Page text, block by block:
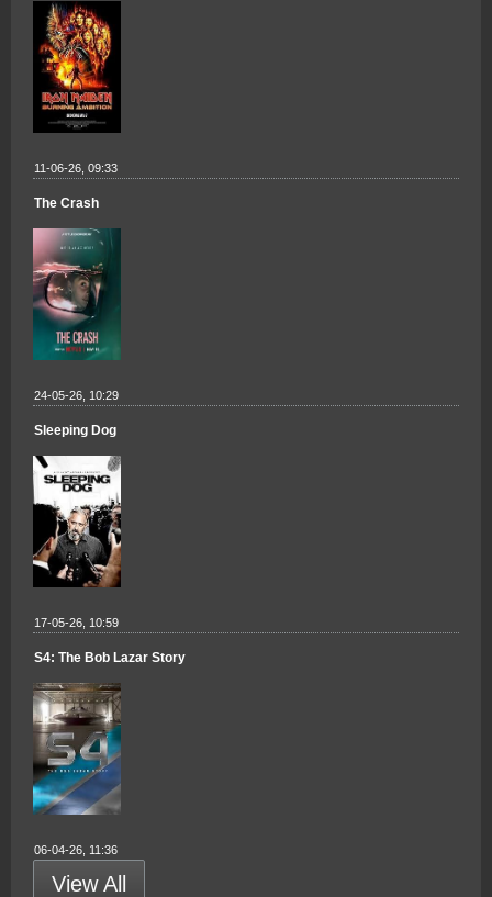
11-06-26, 09:33
The Crash
24-05-26, 10:29
Sleeping Dog
17-05-26, 10:59
S4: The Bob Lazar Story
06-04-26, 11:36
View All